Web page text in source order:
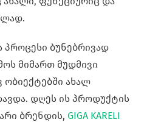
პროცესი ბუნებრივად
მიმართ მუდმივი
ობიექტებში ახალ
დღეს ის პროდუქტის
ბრენდის, GIGA KARELI